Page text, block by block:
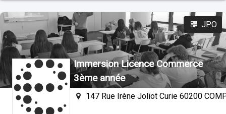
JPO
Immersion Licence Commerce
3ème année
147 Rue Irène Joliot Curie 60200